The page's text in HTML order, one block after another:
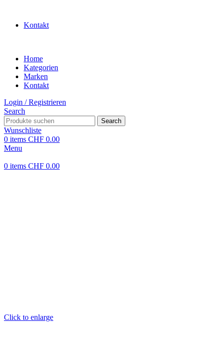
Kontakt
Home
Kategorien
Marken
Kontakt
Login / Registrieren
Search
Search
Wunschliste
0 items CHF 0.00
Menu
0 items CHF 0.00
Click to enlarge